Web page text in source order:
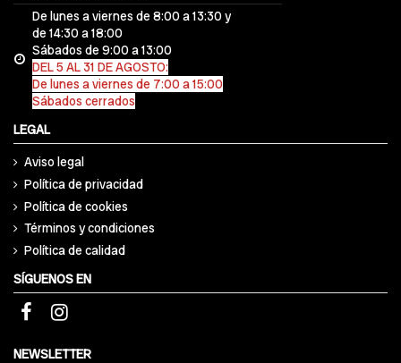
De lunes a viernes de 8:00 a 13:30 y
de 14:30 a 18:00
Sábados de 9:00 a 13:00
DEL 5 AL 31 DE AGOSTO:
De lunes a viernes de 7:00 a 15:00
Sábados cerrados
LEGAL
Aviso legal
Política de privacidad
Política de cookies
Términos y condiciones
Política de calidad
SÍGUENOS EN
NEWSLETTER